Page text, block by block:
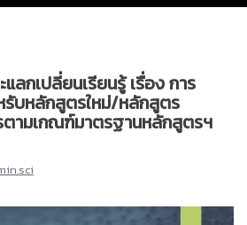
ลกเปลี่ยนเรียนรู้ เรื่อง การ
บหลักสูตรใหม่/หลักสูตร
ตามเกณฑ์มาตรฐานหลักสูตรฯ